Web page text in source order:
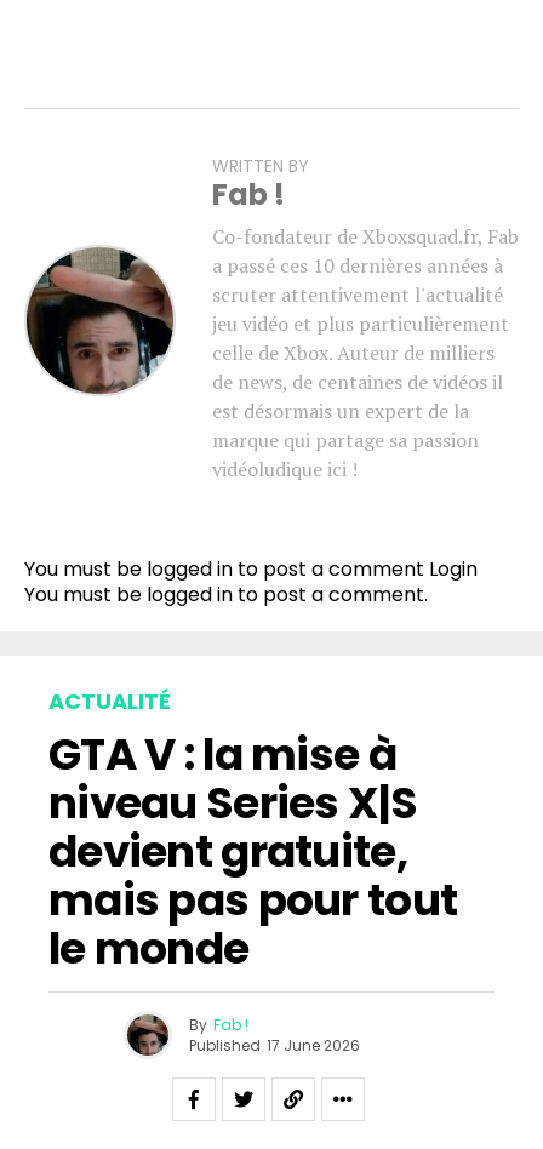
WRITTEN BY
Fab !
Co-fondateur de Xboxsquad.fr, Fab
a passé ces 10 dernières années à
scruter attentivement l'actualité
jeu vidéo et plus particulièrement
celle de Xbox. Auteur de milliers
de news, de centaines de vidéos il
est désormais un expert de la
marque qui partage sa passion
vidéoludique ici !
You must be logged in to post a comment Login
You must be logged in to post a comment.
ACTUALITÉ
GTA V : la mise à
niveau Series X|S
devient gratuite,
mais pas pour tout
le monde
By Fab !
Published 17 June 2026